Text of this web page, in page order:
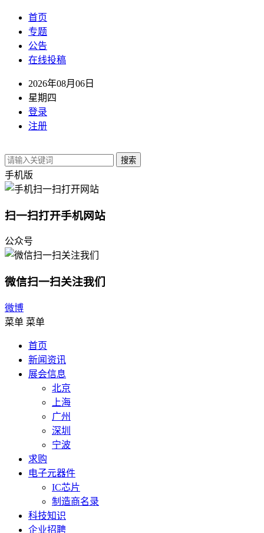
首页
专题
公告
在线投稿
2026年08月06日
星期四
登录
注册
搜索
手机版
扫一扫打开手机网站
公众号
微信扫一扫关注我们
微博
菜单 菜单
首页
新闻资讯
展会信息
北京
上海
广州
深圳
宁波
求购
电子元器件
IC芯片
制造商名录
科技知识
企业招聘